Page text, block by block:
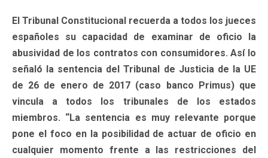
El Tribunal Constitucional recuerda a todos los jueces
españoles su capacidad de examinar de oficio la
abusividad de los contratos con consumidores. Así lo
señaló la sentencia del Tribunal de Justicia de la UE
de 26 de enero de 2017 (caso banco Primus) que
vincula a todos los tribunales de los estados
miembros. “La sentencia es muy relevante porque
pone el foco en la posibilidad de actuar de oficio en
cualquier momento frente a las restricciones del